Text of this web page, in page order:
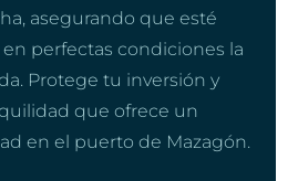
asegurando que esté
perfectas condiciones la
Protege tu inversión y
que ofrece un
en el puerto de Mazagón.